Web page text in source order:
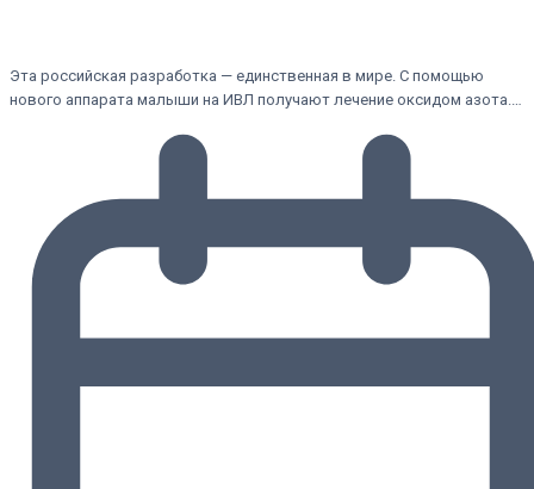
Эта российская разработка — единственная в мире. С помощью
нового аппарата малыши на ИВЛ получают лечение оксидом азота.…